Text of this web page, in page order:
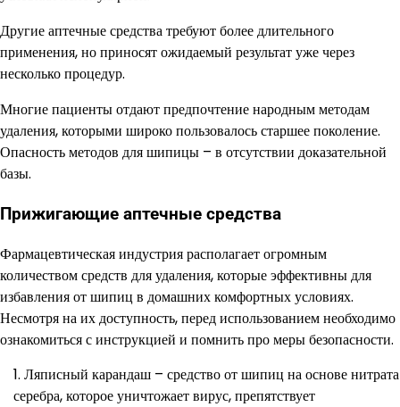
Другие аптечные средства требуют более длительного
применения, но приносят ожидаемый результат уже через
несколько процедур.
Многие пациенты отдают предпочтение народным методам
удаления, которыми широко пользовалось старшее поколение.
Опасность методов для шипицы – в отсутствии доказательной
базы.
Прижигающие аптечные средства
Фармацевтическая индустрия располагает огромным
количеством средств для удаления, которые эффективны для
избавления от шипиц в домашних комфортных условиях.
Несмотря на их доступность, перед использованием необходимо
ознакомиться с инструкцией и помнить про меры безопасности.
Ляписный карандаш – средство от шипиц на основе нитрата
серебра, которое уничтожает вирус, препятствует